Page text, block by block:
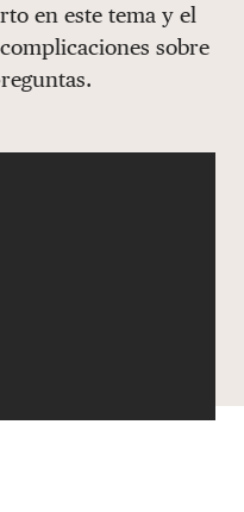
en este tema y el
sobre